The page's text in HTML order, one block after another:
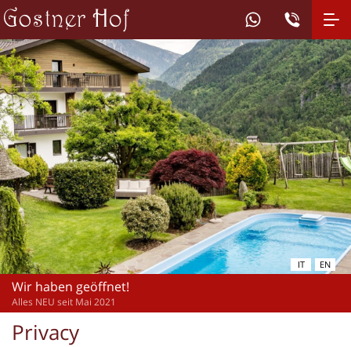
Wir haben geöffnet!
Alles NEU seit Mai 2021
EN
IT
Privacy